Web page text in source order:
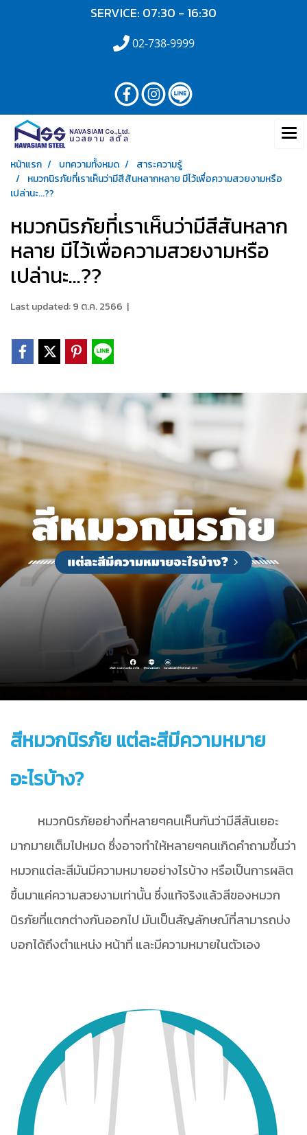
SERVICE: 07:30 - 16:30
02-738-9999
หน้าแรก บทความทั้งหมด
สาระความรู้
หมวกนิรภัยที่เราเห็นว่ามีสีสันหลากหลาย มีไว้เพื่อความสวยงามหรือ
เปล่านะ...??
หมวกนิรภัยที่เราเห็นว่ามีสีสันหลาก
หลาย มีไว้เพื่อความสวยงามหรือ
เปล่านะ...??
Last updated: 9 ต.ค. 2566 |
สีหมวกนิรภัย แต่ละสีมีความหมาย
อะไรบ้าง?
หมวกนิรภัยอย่างที่หลายๆคนเห็นกันว่ามีสีสันเยอะ
มากมายเต็มไปหมด ซึ่งอาจทำให้หลายๆคนเกิดคำถามขึ้นว่า
หมวกแต่ละสีมันมีความหมายอย่างไรบ้าง หรือเป็นการผลิต
ขึ้นมาแค่ความสวยงามเท่านั้น ซึ่งแท้จริงแล้วสีของหมวก
นิรภัยที่แตกต่างกันออกไป มันเป็นสัญลักษณ์ที่สามารถบ่ง
บอกได้ถึงตำแหน่ง หน้าที่ และมีความหมายในตัวเอง